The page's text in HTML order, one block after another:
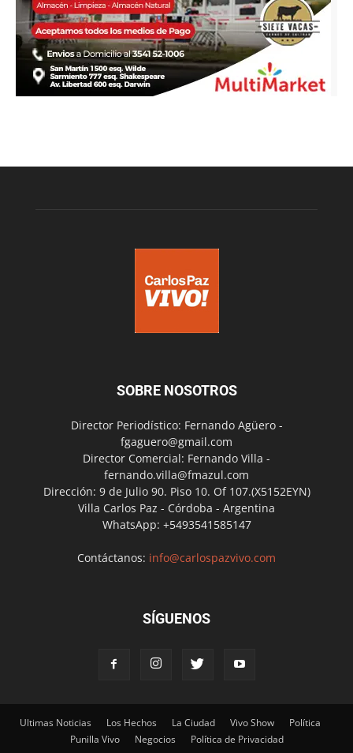
SOBRE NOSOTROS
Director Periodístico: Fernando Agüero -
fgaguero@gmail.com
Director Comercial: Fernando Villa -
fernando.villa@fmazul.com
Dirección: 9 de Julio 90. Piso 10. Of 107.(X5152EYN)
Villa Carlos Paz - Córdoba - Argentina
WhatsApp: +5493541585147
Contáctanos: info@carlospazvivo.com
SÍGUENOS
Ultimas Noticias Los Hechos La Ciudad Vivo Show
Política
Punilla Vivo
Negocios Política de Privacidad